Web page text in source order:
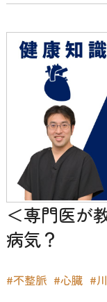
＜専門医が
病気？
#不整脈 #心臓 #